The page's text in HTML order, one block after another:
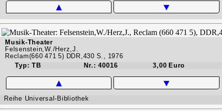
▲ ▼
Musik-Theater
Felsenstein,W./Herz,J.
Reclam(660 471 5) DDR,430 S., 1976
Typ: TB
Nr.: 40016 3,00 Euro
▲ ▼
Reihe Universal-Bibliothek